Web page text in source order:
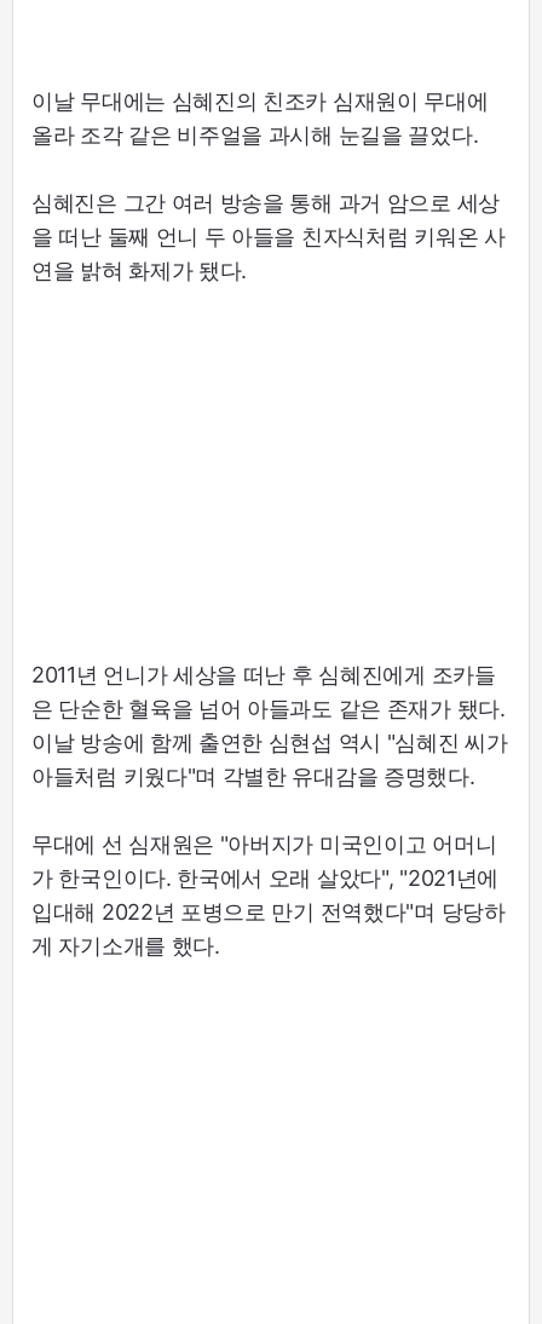
이날 무대에는 심혜진의 친조카 심재원이 무대에
올라 조각 같은 비주얼을 과시해 눈길을 끌었다.
심혜진은 그간 여러 방송을 통해 과거 암으로 세상
을 떠난 둘째 언니 두 아들을 친자식처럼 키워온 사
연을 밝혀 화제가 됐다.
2011년 언니가 세상을 떠난 후 심혜진에게 조카들
은 단순한 혈육을 넘어 아들과도 같은 존재가 됐다.
이날 방송에 함께 출연한 심현섭 역시 "심혜진 씨가
아들처럼 키웠다"며 각별한 유대감을 증명했다.
무대에 선 심재원은 "아버지가 미국인이고 어머니
가 한국인이다. 한국에서 오래 살았다", "2021년에
입대해 2022년 포병으로 만기 전역했다"며 당당하
게 자기소개를 했다.